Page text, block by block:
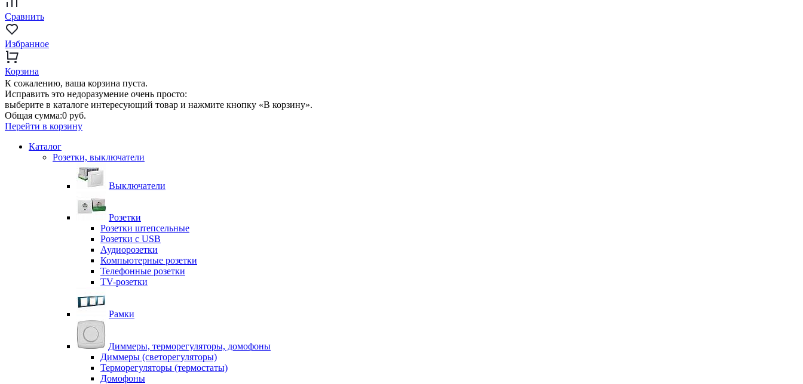
Сравнить
Избранное
Корзина
К сожалению, ваша корзина пуста.
Исправить это недоразумение очень просто:
выберите в каталоге интересующий товар и нажмите кнопку «В корзину».
Общая сумма:0 руб.
Перейти в корзину
Каталог
Розетки, выключатели
Выключатели
Розетки
Розетки штепсельные
Розетки с USB
Аудиорозетки
Компьютерные розетки
Телефонные розетки
TV-розетки
Рамки
Диммеры, терморегуляторы, домофоны
Диммеры (светорегуляторы)
Терморегуляторы (термостаты)
Домофоны